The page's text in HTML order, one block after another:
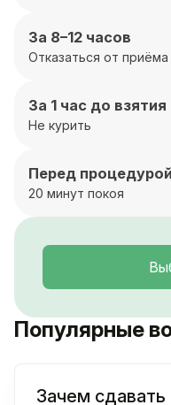
За 8–12 часов
Отказаться от
За 1 час до взятия
Не курить
Перед процедурой
20 минут покоя
Популярные
Зачем сдавать